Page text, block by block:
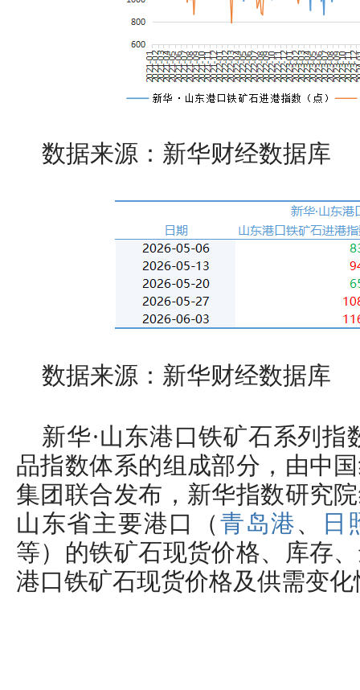
数据来源：新华财经数据库
数据来源：新华财经数据库
新华·山东港口铁矿石系列指
品指数体系的组成部分，由中
集团联合发布，新华指数研究
山东省主要港口（青岛港、
日
等）的铁矿石现货价格、库存
港口铁矿石现货价格及供需变